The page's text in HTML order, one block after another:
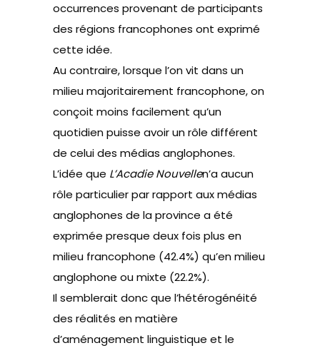
occurrences provenant de participants
des régions francophones ont exprimé
cette idée.
Au contraire, lorsque l’on vit dans un
milieu majoritairement francophone, on
conçoit moins facilement qu’un
quotidien puisse avoir un rôle différent
de celui des médias anglophones.
L’idée que L’Acadie Nouvellen’a aucun
rôle particulier par rapport aux médias
anglophones de la province a été
exprimée presque deux fois plus en
milieu francophone (42.4%) qu’en milieu
anglophone ou mixte (22.2%).
Il semblerait donc que l’hétérogénéité
des réalités en matière
d’aménagement linguistique et le